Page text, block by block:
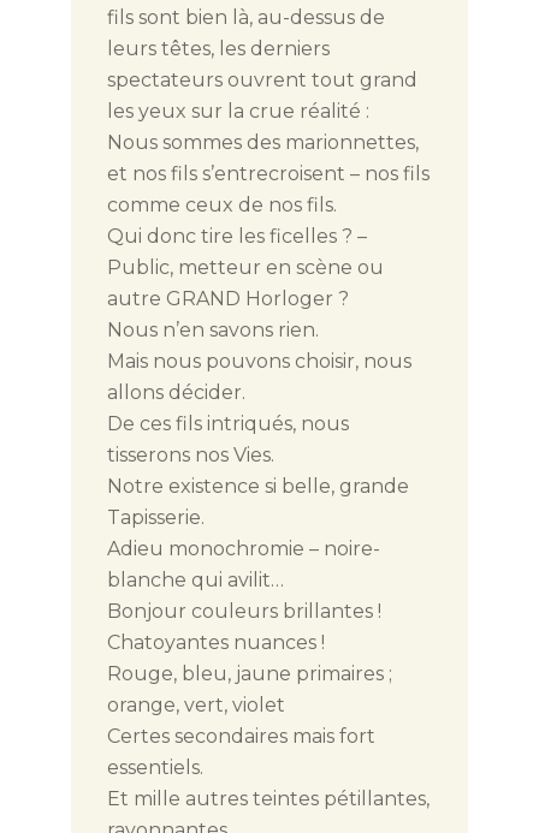
fils sont bien là, au-dessus de
leurs têtes, les derniers
spectateurs ouvrent tout grand
les yeux sur la crue réalité :
Nous sommes des marionnettes,
et nos fils s’entrecroisent – nos fils
comme ceux de nos fils.
Qui donc tire les ficelles ? –
Public, metteur en scène ou
autre GRAND Horloger ?
Nous n’en savons rien.
Mais nous pouvons choisir, nous
allons décider.
De ces fils intriqués, nous
tisserons nos Vies.
Notre existence si belle, grande
Tapisserie.
Adieu monochromie – noire-
blanche qui avilit…
Bonjour couleurs brillantes !
Chatoyantes nuances !
Rouge, bleu, jaune primaires ;
orange, vert, violet
Certes secondaires mais fort
essentiels.
Et mille autres teintes pétillantes,